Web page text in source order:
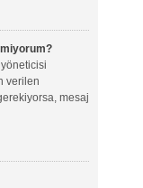
verilen
mesaj